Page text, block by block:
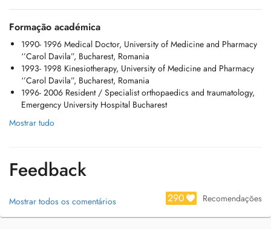
Formação académica
1990- 1996 Medical Doctor, University of Medicine and Pharmacy
‘’Carol Davila”, Bucharest, Romania
1993- 1998 Kinesiotherapy, University of Medicine and Pharmacy
‘’Carol Davila”, Bucharest, Romania
1996- 2006 Resident / Specialist orthopaedics and traumatology,
Emergency University Hospital Bucharest
Mostrar tudo
Feedback
Mostrar todos os comentários 290 Recomendações